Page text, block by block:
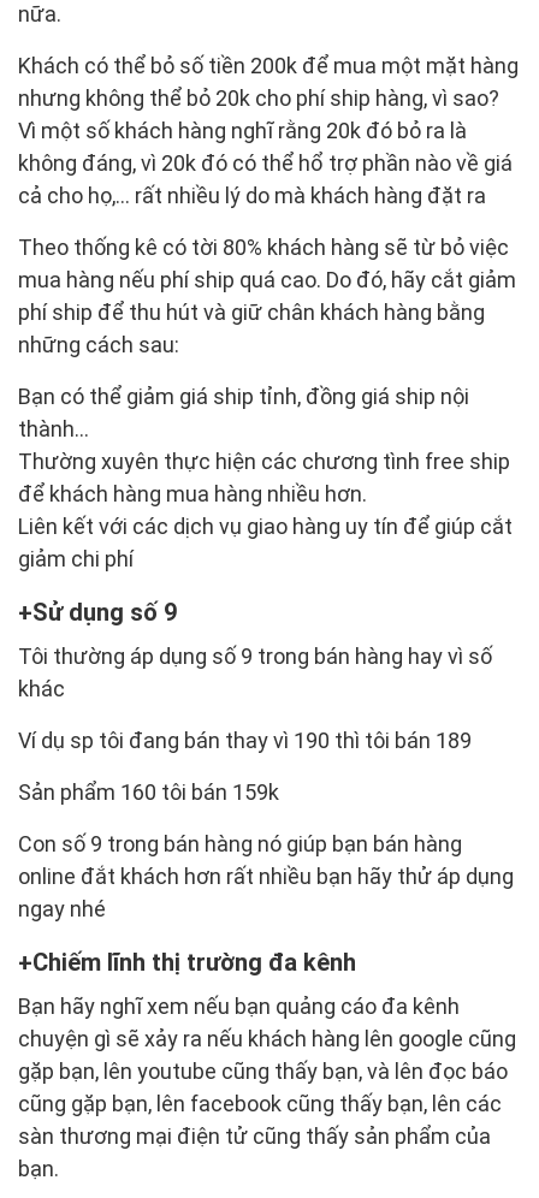
nữa.
Khách có thể bỏ số tiền 200k để mua một mặt hàng
nhưng không thể bỏ 20k cho phí ship hàng, vì sao?
Vì một số khách hàng nghĩ rằng 20k đó bỏ ra là
không đáng, vì 20k đó có thể hổ trợ phần nào về giá
cả cho họ,… rất nhiều lý do mà khách hàng đặt ra
Theo thống kê có tời 80% khách hàng sẽ từ bỏ việc
mua hàng nếu phí ship quá cao. Do đó, hãy cắt giảm
phí ship để thu hút và giữ chân khách hàng bằng
những cách sau:
Bạn có thể giảm giá ship tỉnh, đồng giá ship nội
thành…
Thường xuyên thực hiện các chương tình free ship
để khách hàng mua hàng nhiều hơn.
Liên kết với các dịch vụ giao hàng uy tín để giúp cắt
giảm chi phí
Sử dụng số 9
Tôi thường áp dụng số 9 trong bán hàng hay vì số
khác
Ví dụ sp tôi đang bán thay vì 190 thì tôi bán 189
Sản phẩm 160 tôi bán 159k
Con số 9 trong bán hàng nó giúp bạn bán hàng
online đắt khách hơn rất nhiều bạn hãy thử áp dụng
ngay nhé
Chiếm lĩnh thị trường đa kênh
Bạn hãy nghĩ xem nếu bạn quảng cáo đa kênh
chuyện gì sẽ xảy ra nếu khách hàng lên google cũng
gặp bạn, lên youtube cũng thấy bạn, và lên đọc báo
cũng gặp bạn, lên facebook cũng thấy bạn, lên các
sàn thương mại điện tử cũng thấy sản phẩm của
bạn.